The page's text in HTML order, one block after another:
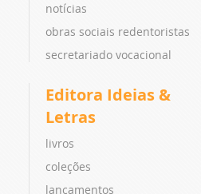
notícias
obras sociais redentoristas
secretariado vocacional
Editora Ideias &
Letras
livros
coleções
lançamentos